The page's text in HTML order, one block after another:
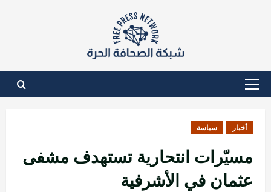
القائمة
أخبار سياسة
مسيّرات انتحارية تستهدف مشفى
عثمان في الأشرفية